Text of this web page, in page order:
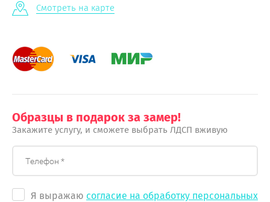
Смотреть на карте
Образцы в подарок за замер!
Закажите услугу, и сможете выбрать ЛДСП вживую
Я выражаю согласие на обработку персональных